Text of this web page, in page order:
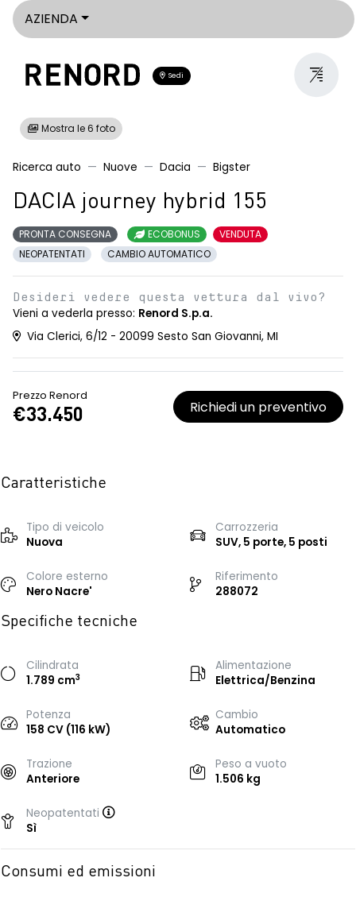
AZIENDA
Sedi
Mostra le 6 foto
Ricerca auto Nuove Dacia Bigster
DACIA journey hybrid 155
PRONTA CONSEGNA ECOBONUS
VENDUTA
NEOPATENTATI
CAMBIO AUTOMATICO
Desideri vedere questa vettura dal vivo?
Vieni a vederla presso: Renord S.p.a.
Via Clerici, 6/12 - 20099 Sesto San Giovanni, MI
Prezzo Renord
€33.450 Richiedi un preventivo
Caratteristiche
Tipo di veicolo
Nuova
Carrozzeria
SUV, 5 porte, 5 posti
Colore esterno
Nero Nacre'
Riferimento
288072
Specifiche tecniche
Cilindrata
1.789 cm3
Alimentazione
Elettrica/Benzina
Potenza
158 CV (116 kW)
Cambio
Automatico
Trazione
Anteriore
Peso a vuoto
1.506 kg
Neopatentati
Sì
Consumi ed emissioni